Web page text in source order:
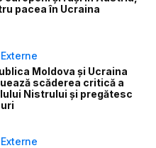
pacea în Ucraina
Moldova și Ucraina
scăderea critică a
Nistrului și pregătesc